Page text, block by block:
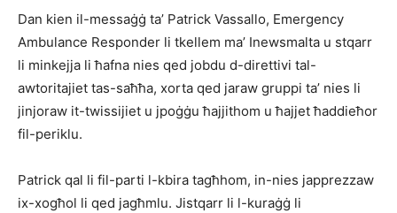
Dan kien il-messaġġ ta’ Patrick Vassallo, Emergency
Ambulance Responder li tkellem ma’ Inewsmalta u stqarr
li minkejja li ħafna nies qed jobdu d-direttivi tal-
awtoritajiet tas-saħħa, xorta qed jaraw gruppi ta’ nies li
jinjoraw it-twissijiet u jpoġġu ħajjithom u ħajjet ħaddieħor
fil-periklu.
Patrick qal li fil-parti l-kbira tagħhom, in-nies japprezzaw
ix-xogħol li qed jagħmlu. Jistqarr li l-kuraġġ li